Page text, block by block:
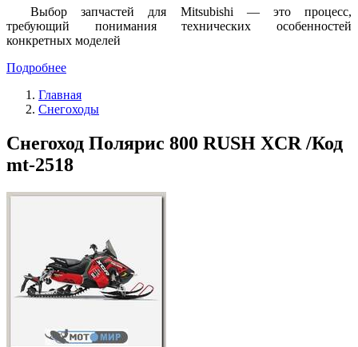
Выбор запчастей для Mitsubishi — это процесс,
требующий понимания технических особенностей
конкретных моделей
Подробнее
Главная
Снегоходы
Снегоход Полярис 800 RUSH XCR /Код
mt-2518